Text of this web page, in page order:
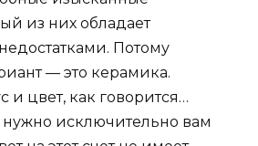
из них обладает
Потому
— это керамика.
и цвет, как говорится…
исключительно вам